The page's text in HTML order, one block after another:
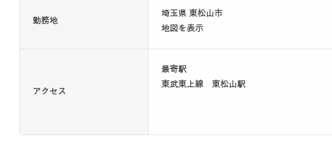
勤務地
埼玉県 東松山市
地図を表示
アクセス
最寄駅
東武東上線 東松山駅